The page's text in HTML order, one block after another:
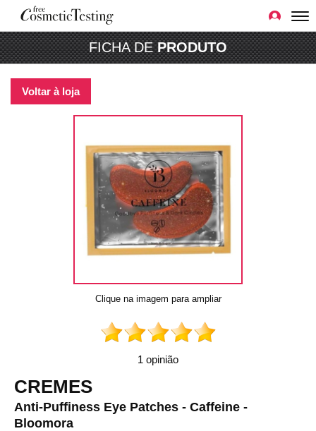
FICHA DEPRODUTO
Voltar à loja
Clique na imagem para ampliar
1 opinião
CREMES
Anti-Puffiness Eye Patches - Caffeine -
Bloomora